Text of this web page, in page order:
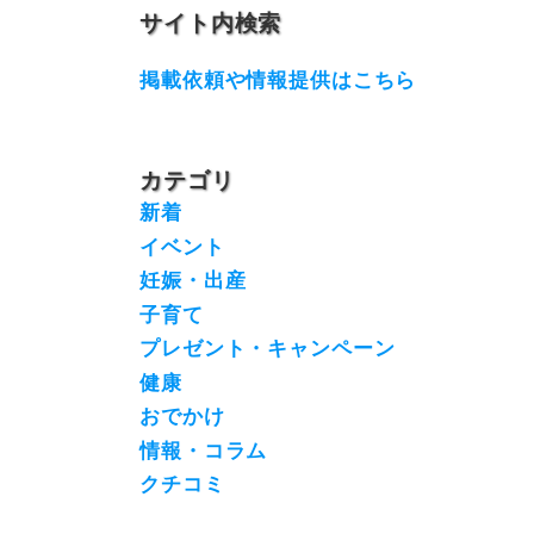
サイト内検索
掲載依頼や情報提供はこちら
カテゴリ
新着
イベント
妊娠・出産
子育て
プレゼント・キャンペーン
健康
おでかけ
情報・コラム
クチコミ